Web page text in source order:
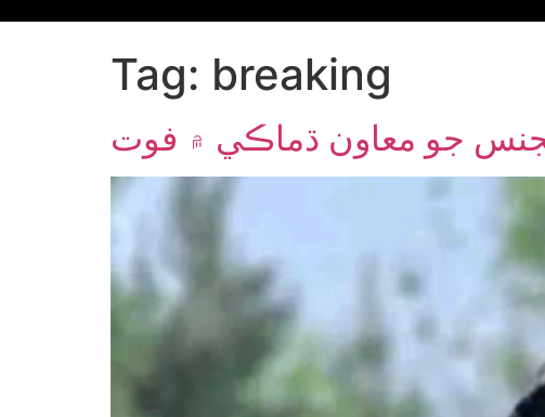
Tag: breaking
جو معاون ڌماڪي ۾ فوت